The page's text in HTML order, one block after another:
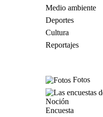
Medio ambiente
Deportes
Cultura
Reportajes
Fotos
Encuesta